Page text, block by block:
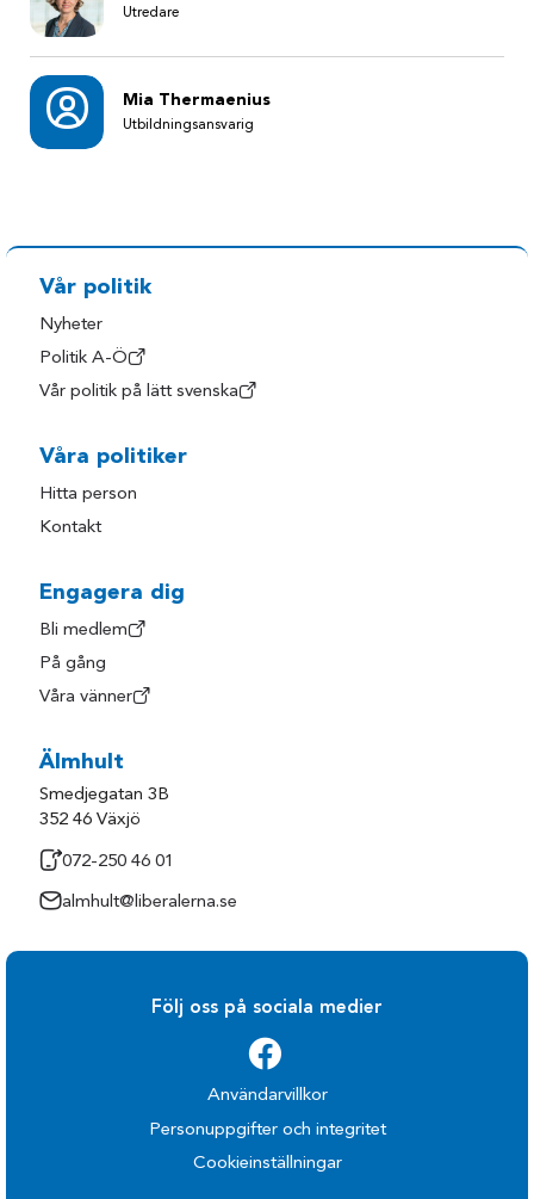
Utredare
Mia Thermaenius
Utbildningsansvarig
Vår politik
Nyheter
Politik A-Ö
Vår politik på lätt svenska
Våra politiker
Hitta person
Kontakt
Engagera dig
Bli medlem
På gång
Våra vänner
Älmhult
Smedjegatan 3B
352 46 Växjö
072-250 46 01
almhult@liberalerna.se
Följ oss på sociala medier
Användarvillkor
Personuppgifter och integritet
Cookieinställningar